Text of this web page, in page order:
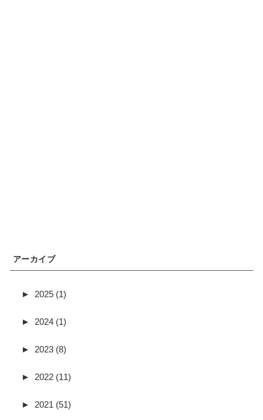
アーカイブ
► 2025 (1)
► 2024 (1)
► 2023 (8)
► 2022 (11)
► 2021 (51)